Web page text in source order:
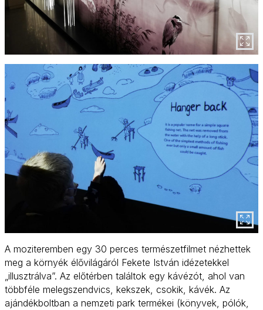
A moziteremben egy 30 perces természetfilmet nézhettek
meg a környék élővilágáról Fekete István idézetekkel
„illusztrálva”. Az előtérben találtok egy kávézót, ahol van
többféle melegszendvics, kekszek, csokik, kávék. Az
ajándékboltban a nemzeti park termékei (könyvek, pólók,